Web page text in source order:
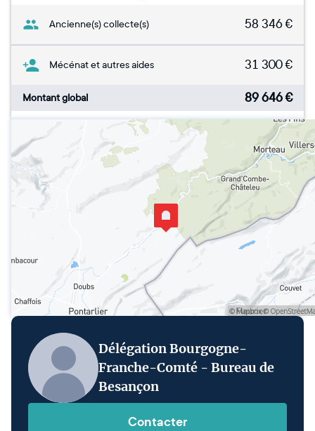
Ancienne(s) collecte(s) 58 346€
Mécénat et autres aides 31 300€
Montant global 89 646€
Délégation Bourgogne-
Franche-Comté - Bureau de
Besançon
Contacter